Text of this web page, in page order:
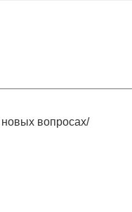
вопросах/